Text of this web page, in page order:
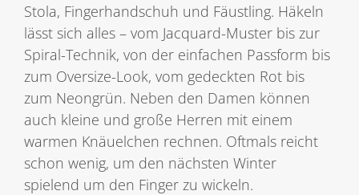
Stola, Fingerhandschuh und Fäustling. Häkeln
lässt sich alles – vom Jacquard-Muster bis zur
Spiral-Technik, von der einfachen Passform bis
zum Oversize-Look, vom gedeckten Rot bis
zum Neongrün. Neben den Damen können
auch kleine und große Herren mit einem
warmen Knäuelchen rechnen. Oftmals reicht
schon wenig, um den nächsten Winter
spielend um den Finger zu wickeln.